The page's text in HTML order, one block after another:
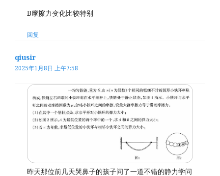
B摩擦力变化比较特别
回复
qiusir
2025年1月8日 上午7:58
昨天那位前几天哭鼻子的孩子问了一道不错的静力学问